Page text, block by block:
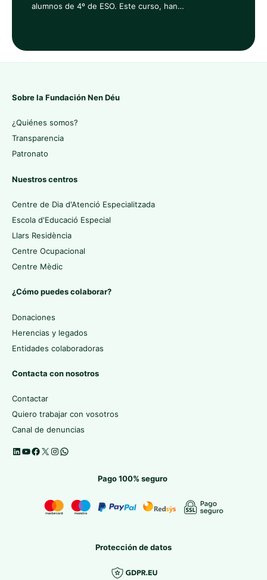
alumnos de 4º de ESO. Este curso, han…
Sobre la Fundación Nen Déu
¿Quiénes somos?
Transparencia
Patronato
Nuestros centros
Centre de Dia d'Atenció Especialitzada
Escola d'Educació Especial
Llars Residència
Centre Ocupacional
Centre Mèdic
¿Cómo puedes colaborar?
Donaciones
Herencias y legados
Entidades colaboradoras
Contacta con nosotros
Contactar
Quiero trabajar con vosotros
Canal de denuncias
Pago 100% seguro
Protección de datos